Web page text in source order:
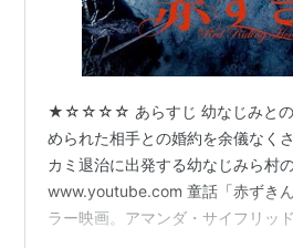
しあわせの法則(2002) プロダ
バニラ・スカイ(2001) プロダ
サベイランス -監視-(2001) プ
ー
スリー・キングス(1999) プロ
ニュートン・ボーイズ(1998)
ナー
マッド・シティ (1997) プロダ
★☆☆☆☆ あらすじ 幼なじみとの
められた相手との婚約を余儀なく
カミ退治に出発する幼なじみら村
www.youtube.com 童話「赤ずき
ラー映画。アマンダ・サイフリッ